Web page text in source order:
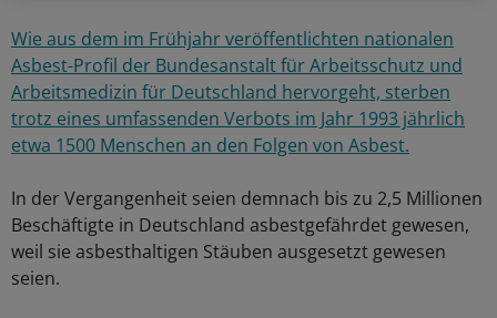
Wie aus dem im Frühjahr veröffentlichten nationalen
Asbest-Profil der Bundesanstalt für Arbeitsschutz und
Arbeitsmedizin für Deutschland hervorgeht, sterben
trotz eines umfassenden Verbots im Jahr 1993 jährlich
etwa 1500 Menschen an den Folgen von Asbest.
In der Vergangenheit seien demnach bis zu 2,5 Millionen
Beschäftigte in Deutschland asbestgefährdet gewesen,
weil sie asbesthaltigen Stäuben ausgesetzt gewesen
seien.